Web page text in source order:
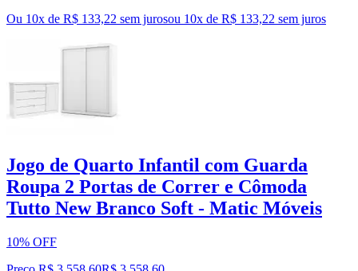
Ou 10x de R$ 133,22 sem jurosou 10x de R$ 133,22 sem juros
Jogo de Quarto Infantil com Guarda
Roupa 2 Portas de Correr e Cômoda
Tutto New Branco Soft - Matic Móveis
10% OFF